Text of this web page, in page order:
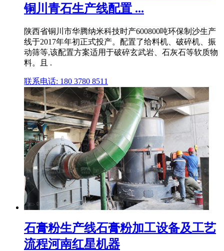
铜川青石生产线配置 ...
陕西省铜川市华腾纳米科技时产600800吨环保制沙生产
线于2017年年初正式投产。配置了给料机、破碎机、振
动筛等,该配置方案适用于破碎玄武岩、石灰石等软质物
料。且 .
联系电话: 180 3780 8511
石膏粉生产线石膏粉加工设备及工艺
流程河南红星机器